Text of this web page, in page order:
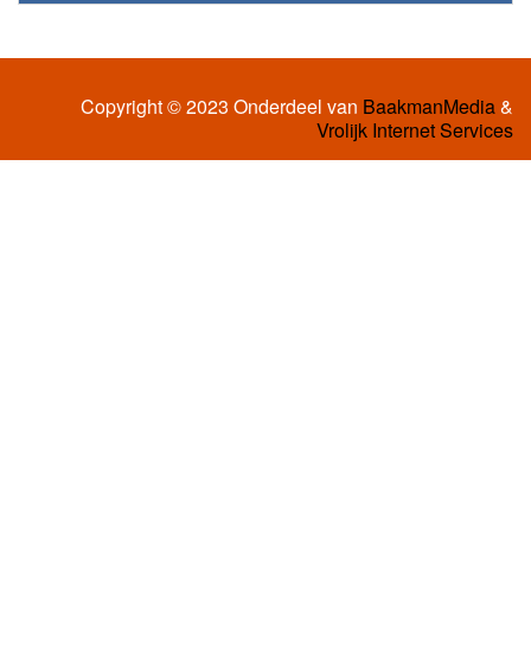
Copyright © 2023 Onderdeel van BaakmanMedia&
Vrolijk Internet Services